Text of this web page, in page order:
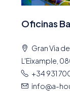
Oficinas
Gran Via
L'Eixample,
+34 931
info@a-